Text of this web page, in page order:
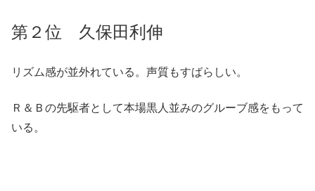
第２位 久保田利伸
リズム感が並外れている。声質もすばらしい。
Ｒ＆Ｂの先駆者として本場黒人並みのグルーブ感をもって
いる。